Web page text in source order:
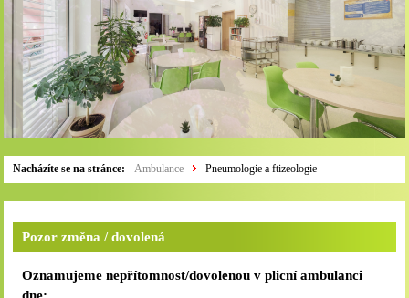
Nacházíte se na stránce: Ambulance Pneumologie a ftizeologie
Pozor změna / dovolená
Oznamujeme nepřítomnost/dovolenou v plicní ambulanci